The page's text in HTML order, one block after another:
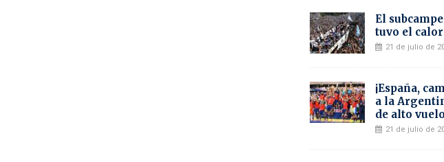
El
tuvo el
21 de julio de
¡España,
a la
de alto vuelo
21 de julio de